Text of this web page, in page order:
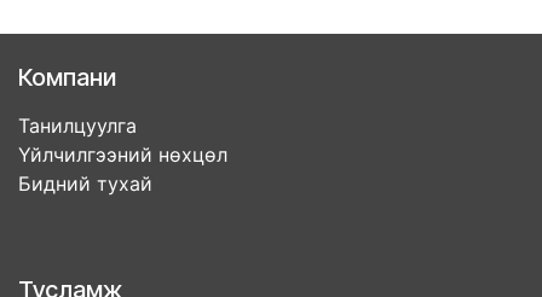
Компани
Танилцуулга
Үйлчилгээний нөхцөл
Бидний тухай
Тусламж